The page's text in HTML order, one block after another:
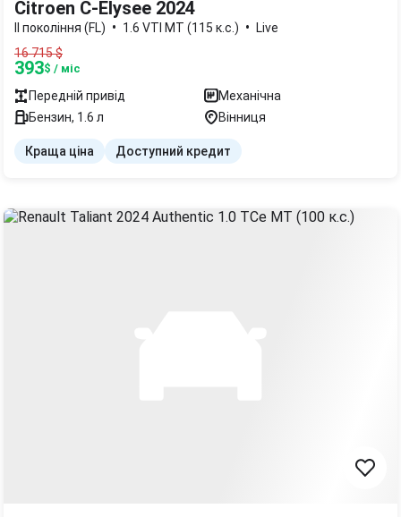
Citroen C-Elysee 2024
II покоління (FL) • 1.6 VTI MT (115 к.с.) •
Live
16 715$
393$ / міс
Передній привід
Механічна
Бензин, 1.6 л Вінниця
Краща ціна Доступний кредит